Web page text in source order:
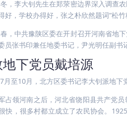
，李大钊先生在郑荥密边界深入调查
好，学校办得好，张之朴欣然题词“松
，中共豫陕区委在开封召开河南省地
员张书印兼任地委书记，尹光明任副书
下党员戴培源
月至10月，北方区委书记李大钊派地下
占领河南之后，河北省饶阳县共产党
快，很多村都立成立了农民协会。